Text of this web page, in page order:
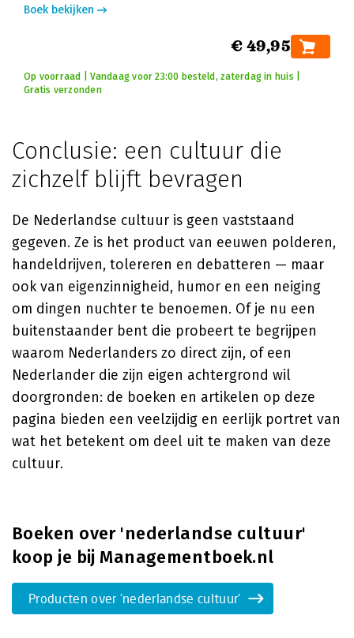
Boek bekijken
€ 49,95
Op voorraad | Vandaag voor 23:00 besteld, zaterdag in huis |
Gratis verzonden
Conclusie: een cultuur die
zichzelf blijft bevragen
De Nederlandse cultuur is geen vaststaand
gegeven. Ze is het product van eeuwen polderen,
handeldrijven, tolereren en debatteren — maar
ook van eigenzinnigheid, humor en een neiging
om dingen nuchter te benoemen. Of je nu een
buitenstaander bent die probeert te begrijpen
waarom Nederlanders zo direct zijn, of een
Nederlander die zijn eigen achtergrond wil
doorgronden: de boeken en artikelen op deze
pagina bieden een veelzijdig en eerlijk portret van
wat het betekent om deel uit te maken van deze
cultuur.
Boeken over 'nederlandse cultuur'
koop je bij Managementboek.nl
Producten over 'nederlandse cultuur'